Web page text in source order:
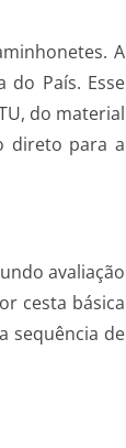
A
do País. Esse
do material
direto para a
avaliação
cesta básica
sequência de